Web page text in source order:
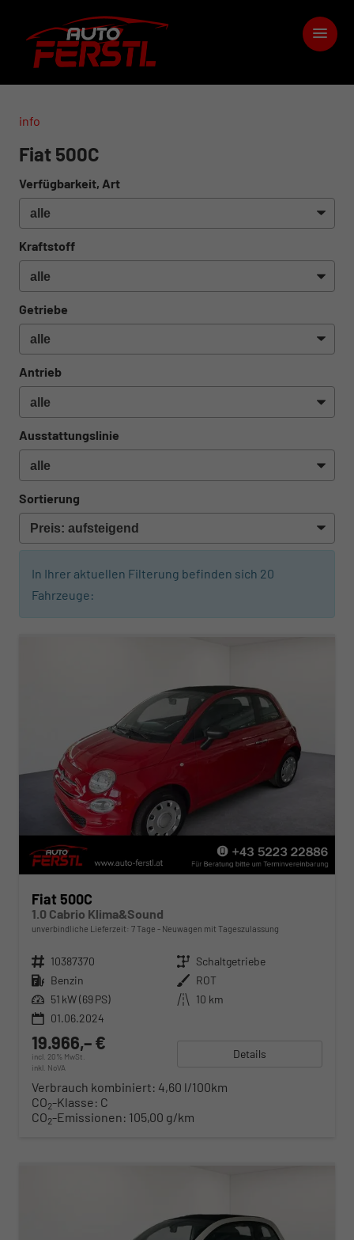
info
Fiat 500C
Verfügbarkeit, Art
Kraftstoff
Getriebe
Antrieb
Ausstattungslinie
Sortierung
In Ihrer aktuellen Filterung befinden sich 20
Fahrzeuge:
Fiat 500C
1.0 Cabrio Klima&Sound
unverbindliche Lieferzeit: 7 Tage Neuwagen mit Tageszulassung
Fahrzeugnr. 10387370 Getriebe Schaltgetriebe
Kraftstoff Benzin Außenfarbe ROT
Leistung 51 kW (69 PS) Kilometerstand 10 km
01.06.2024
19.966,– €
incl. 20% MwSt.
inkl. NoVA
Details
Verbrauch kombiniert: 4,60 l/100km
CO2-Klasse: C
CO2-Emissionen: 105,00 g/km